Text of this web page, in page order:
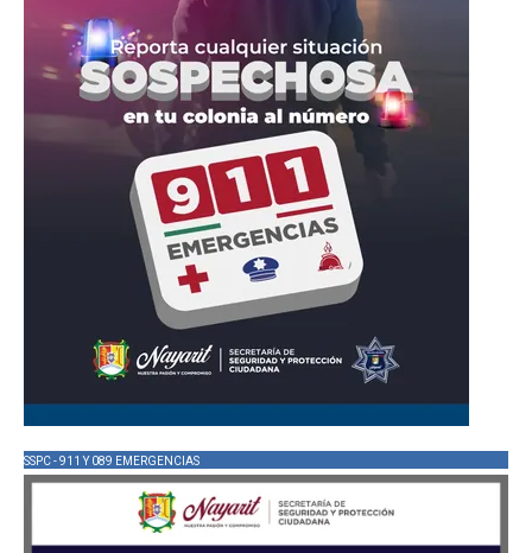
SSPC - 911 Y 089 EMERGENCIAS